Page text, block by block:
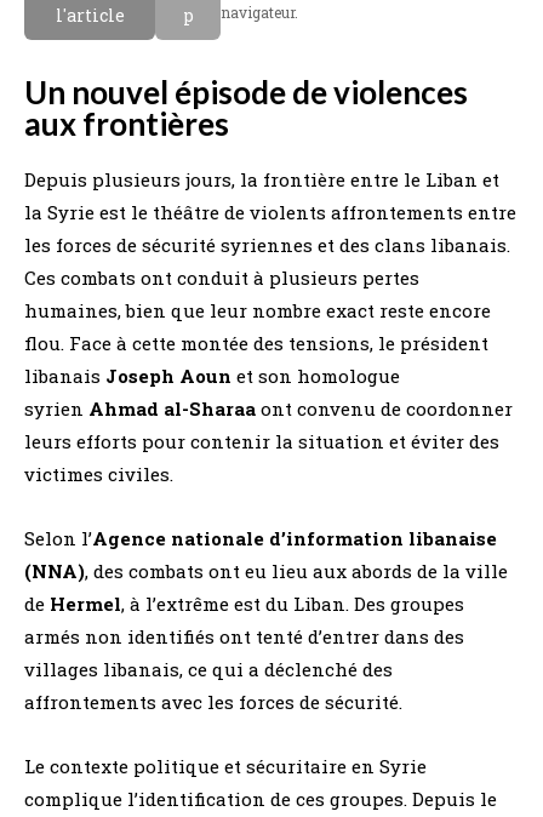
l'article
p
navigateur.
Un nouvel épisode de violences
aux frontières
Depuis plusieurs jours, la frontière entre le Liban et
la Syrie est le théâtre de violents affrontements entre
les forces de sécurité syriennes et des clans libanais.
Ces combats ont conduit à plusieurs pertes
humaines, bien que leur nombre exact reste encore
flou. Face à cette montée des tensions, le président
libanais Joseph Aoun et son homologue
syrien Ahmad al-Sharaa ont convenu de coordonner
leurs efforts pour contenir la situation et éviter des
victimes civiles.
Selon l’Agence nationale d’information libanaise
(NNA), des combats ont eu lieu aux abords de la ville
de Hermel, à l’extrême est du Liban. Des groupes
armés non identifiés ont tenté d’entrer dans des
villages libanais, ce qui a déclenché des
affrontements avec les forces de sécurité.
Le contexte politique et sécuritaire en Syrie
complique l’identification de ces groupes. Depuis le